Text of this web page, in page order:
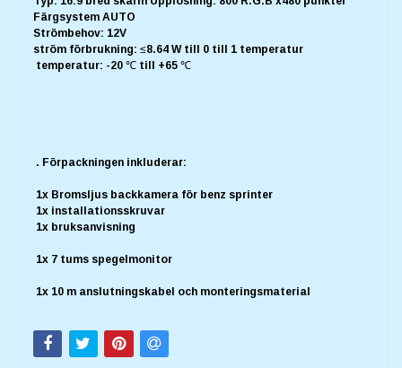
Färgsystem AUTO
Strömbehov: 12V
ström förbrukning: ≤8.64 W till 0 till 1 temperatur
temperatur: -20 ℃ till +65 ℃
. Förpackningen inkluderar:
1x Bromsljus backkamera för benz sprinter
1x installationsskruvar
1x bruksanvisning
1x 7 tums spegelmonitor
1x 10 m anslutningskabel och monteringsmaterial